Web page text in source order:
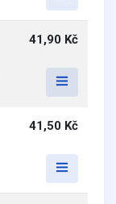
41,90 Kč
41,50 Kč